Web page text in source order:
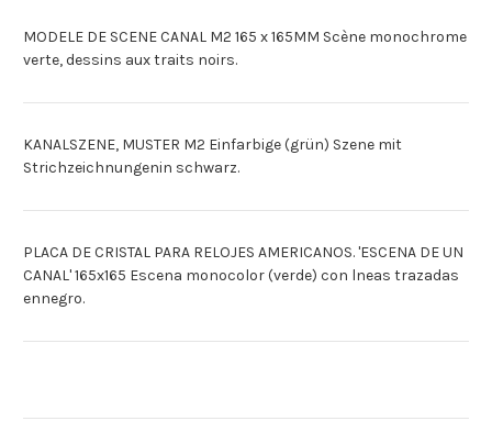
MODELE DE SCENE CANAL M2 165 x 165MM Scène monochrome
verte, dessins aux traits noirs.
KANALSZENE, MUSTER M2 Einfarbige (grün) Szene mit
Strichzeichnungenin schwarz.
PLACA DE CRISTAL PARA RELOJES AMERICANOS. 'ESCENA DE UN
CANAL' 165x165 Escena monocolor (verde) con lneas trazadas
ennegro.